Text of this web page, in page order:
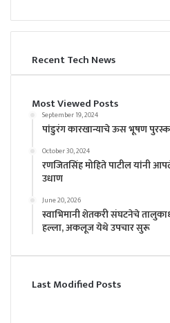
Recent Tech News
Most Viewed Posts
September 19, 2024
पांडुरंग कारखान्याचे ऊस भूषण
October 30, 2024
रणजितसिंह मोहिते पाटील यांनी
उधाण
June 20, 2026
स्वाभिमानी शेतकरी संघटनेचे
हल्ला, अकलूज येथे उपचार सुरू
Last Modified Posts